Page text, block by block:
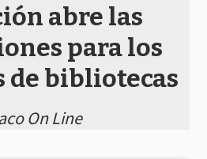
abre las
para los
de bibliotecas
On Line